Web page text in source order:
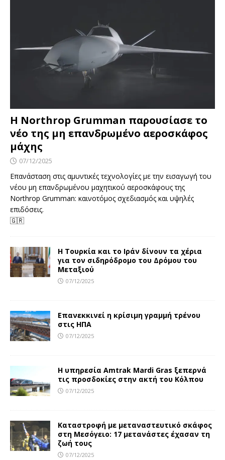
Η Northrop Grumman παρουσίασε το
νέο της μη επανδρωμένο αεροσκάφος
μάχης
07/12/2025
Επανάσταση στις αμυντικές τεχνολογίες με την εισαγωγή του
νέου μη επανδρωμένου μαχητικού αεροσκάφους της
Northrop Grumman: καινοτόμος σχεδιασμός και υψηλές
επιδόσεις.
🇬🇷
Η Τουρκία και το Ιράν δίνουν τα χέρια
για τον σιδηρόδρομο του Δρόμου του
Μεταξιού
07/12/2025
Επανεκκινεί η κρίσιμη γραμμή τρένου
στις ΗΠΑ
07/12/2025
Η υπηρεσία Amtrak Mardi Gras ξεπερνά
τις προσδοκίες στην ακτή του Κόλπου
07/12/2025
Καταστροφή με μεταναστευτικό σκάφος
στη Μεσόγειο: 17 μετανάστες έχασαν τη
ζωή τους
07/12/2025